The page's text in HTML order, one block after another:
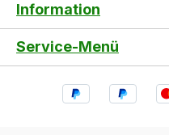
Information
Service-Menü